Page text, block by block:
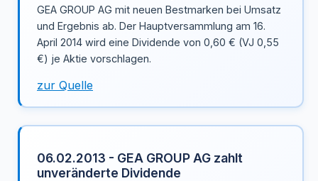
GEA GROUP AG mit neuen Bestmarken bei Umsatz
und Ergebnis ab. Der Hauptversammlung am 16.
April 2014 wird eine Dividende von 0,60 € (VJ 0,55
€) je Aktie vorschlagen.
zur Quelle
06.02.2013 - GEA GROUP AG zahlt
unveränderte Dividende